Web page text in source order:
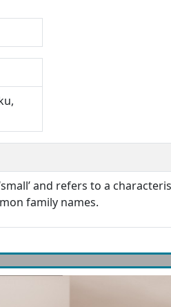
and refers to a
family names.